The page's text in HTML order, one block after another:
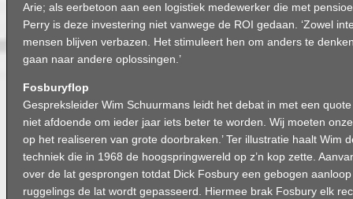
Arie; als eerbetoon aan een logistiek medewerker die met
Perry is deze investering niet vanwege de ROI gedaan. ‘Zowel
mensen blijven verbazen. Het stimuleert hen om anders te
gaan naar andere oplossingen.’
Fosburyflop
Gespreksleider Wim Schuurmans leidt het debat in met een quote
niet afdoende om ieder jaar iets beter te worden. Wij moeten
op het realiseren van grote doorbraken.’ Ter illustratie haalt Wim
techniek die in 1968 de hoogspringwereld op z’n kop zette.
over de lat gesprongen totdat Dick Fosbury een gebogen
ruggelings de lat wordt gepasseerd. Hiermee brak Fosbury elk